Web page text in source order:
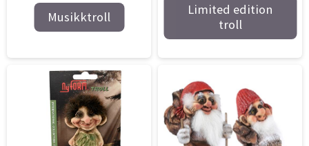
Musikktroll
Limited edition
troll